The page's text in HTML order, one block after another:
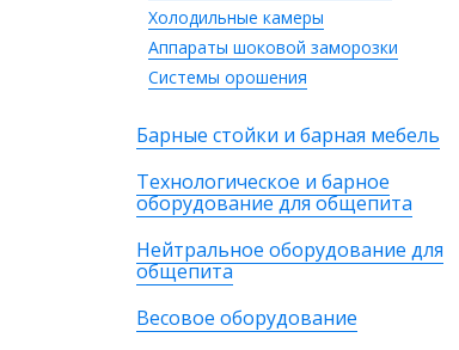
Холодильные камеры
Аппараты шоковой заморозки
Системы орошения
Барные стойки и барная мебель
Технологическое и барное
оборудование для общепита
Нейтральное оборудование для
общепита
Весовое оборудование